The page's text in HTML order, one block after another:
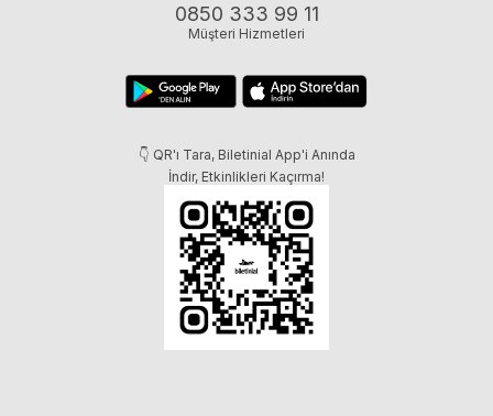
0850 333 99 11
Müşteri Hizmetleri
👇 QR'ı Tara, Biletinial App'i Anında
İndir, Etkinlikleri Kaçırma!